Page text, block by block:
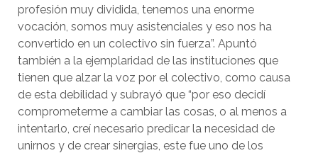
profesión muy dividida, tenemos una enorme
vocación, somos muy asistenciales y eso nos ha
convertido en un colectivo sin fuerza”. Apuntó
también a la ejemplaridad de las instituciones que
tienen que alzar la voz por el colectivo, como causa
de esta debilidad y subrayó que “por eso decidí
comprometerme a cambiar las cosas, o al menos a
intentarlo, creí necesario predicar la necesidad de
unirnos y de crear sinergias, este fue uno de los